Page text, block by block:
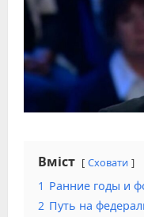
Вміст Сховати
1 Ранние годы и
2 Путь на